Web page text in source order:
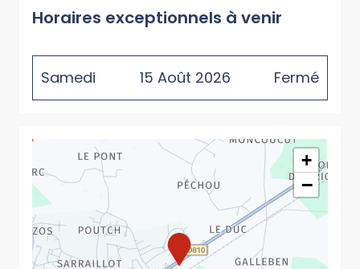
Horaires exceptionnels à venir
Samedi 15 Août 2026 Fermé
+
−